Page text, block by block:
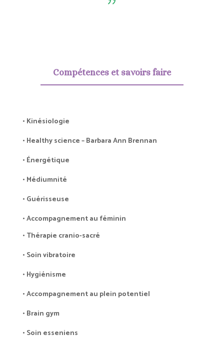
Compétences et savoirs faire
• Kinésiologie
• Healthy science – Barbara Ann Brennan
• Énergétique
• Médiumnité
• Guérisseuse
•Accompagnement au féminin
• Thérapie cranio-sacré
• Soin vibratoire
• Hygiénisme
• Accompagnement au plein potentiel
• Brain gym
• Soin esseniens